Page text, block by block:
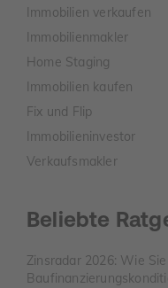
Immobilien verkaufen
Immobilienmakler
Home Staging
Immobilien kaufen
Fix und Flip
Immobilieninvestor
Verkaufsmakler
Beliebte
Zinsradar 2026: Wie